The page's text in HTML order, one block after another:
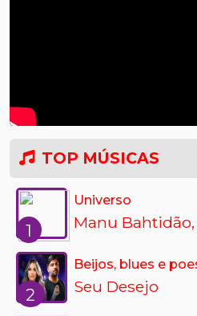
TOP MÚSICAS
1
Universo
Manu
2
Beijos, blues e
Seu Desejo